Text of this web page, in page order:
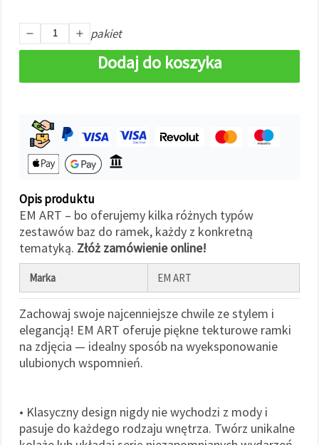
Akceptuj
Ustawienia
pakiet
Dodaj do koszyka
Opis produktu
EM ART – bo oferujemy kilka różnych typów
zestawów baz do ramek, każdy z konkretną
tematyką. Złóż zamówienie online!
Marka EM ART
Zachowaj swoje najcenniejsze chwile ze stylem i
elegancją! EM ART oferuje piękne tekturowe ramki
na zdjęcia — idealny sposób na wyeksponowanie
ulubionych wspomnień.
• Klasyczny design nigdy nie wychodzi z mody i
pasuje do każdego rodzaju wnętrza. Twórz unikalne